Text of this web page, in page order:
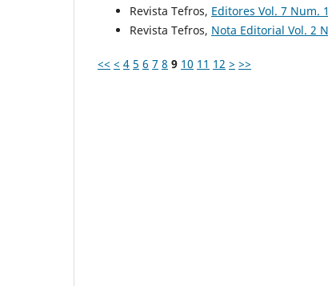
Revista Tefros, Editores Vol. 7 Num.
Revista Tefros, Nota Editorial Vol. 2
<< < 4 5 6 7 8 9 10 11 12 > >>